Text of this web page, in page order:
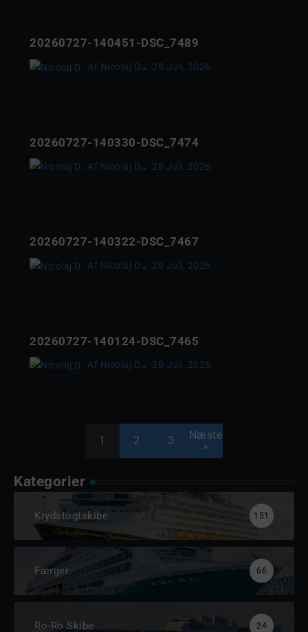
20260727-140451-DSC_7489
Af Nicolaj D. 28 Juli, 2026
20260727-140330-DSC_7474
Af Nicolaj D. 28 Juli, 2026
20260727-140322-DSC_7467
Af Nicolaj D. 28 Juli, 2026
20260727-140124-DSC_7465
Af Nicolaj D. 28 Juli, 2026
1 2 3
Næste
»
Kategorier
Krydstogtskibe 151
Færger 66
Ro-Ro Skibe 24